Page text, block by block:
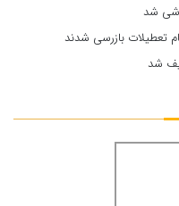
تعطیلات بازرسی شدند
شد